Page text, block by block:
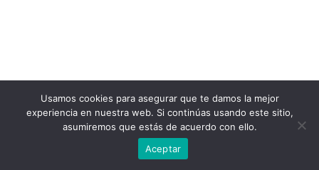
Usamos cookies para asegurar que te damos la mejor
experiencia en nuestra web. Si continúas usando este sitio,
asumiremos que estás de acuerdo con ello.
Aceptar